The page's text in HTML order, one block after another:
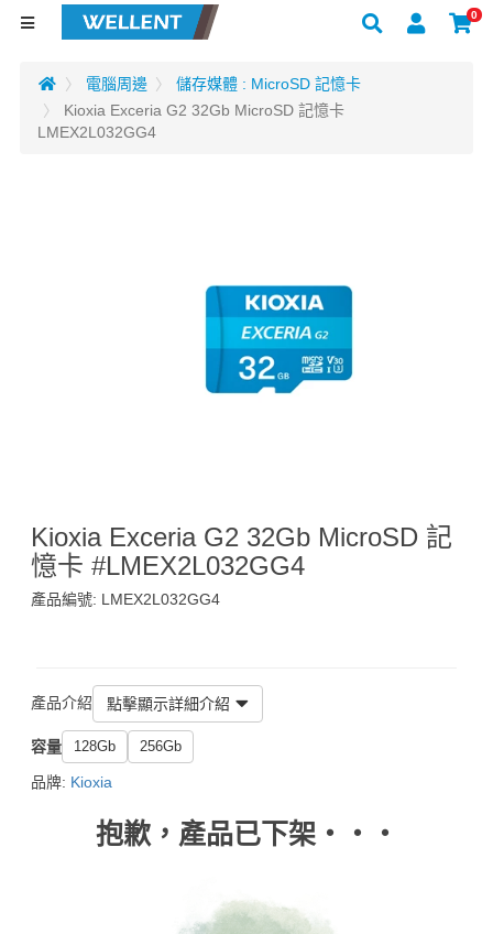
0
電腦周邊
儲存媒體 : MicroSD 記憶卡
Kioxia Exceria G2 32Gb MicroSD 記憶卡
LMEX2L032GG4
Kioxia Exceria G2 32Gb MicroSD 記
憶卡 #LMEX2L032GG4
產品編號: LMEX2L032GG4
產品介紹 點擊顯示詳細介紹
容量 128Gb 256Gb
品牌: Kioxia
抱歉，產品已下架‧‧‧